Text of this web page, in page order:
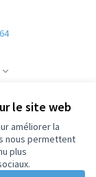
le site web
améliorer la
nous permettent
plus
64